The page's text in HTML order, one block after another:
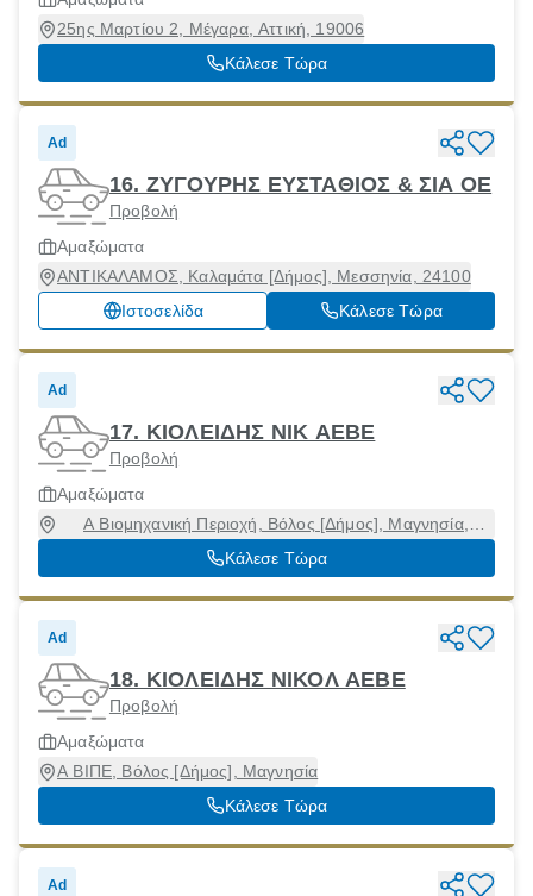
25ης Μαρτίου 2, Μέγαρα, Αττική, 19006
Κάλεσε Τώρα
Ad
16. ΖΥΓΟΥΡΗΣ ΕΥΣΤΑΘΙΟΣ & ΣΙΑ ΟΕ
Προβολή
Αμαξώματα
ΑΝΤΙΚΑΛΑΜΟΣ, Καλαμάτα [Δήμος], Μεσσηνία, 24100
Ιστοσελίδα
Κάλεσε Τώρα
Ad
17. ΚΙΟΛΕΙΔΗΣ ΝΙΚ ΑΕΒΕ
Προβολή
Αμαξώματα
Α Βιομηχανική Περιοχή, Βόλος [Δήμος], Μαγνησία,
38500
Κάλεσε Τώρα
Ad
18. ΚΙΟΛΕΙΔΗΣ ΝΙΚΟΛ ΑΕΒΕ
Προβολή
Αμαξώματα
Α ΒΙΠΕ, Βόλος [Δήμος], Μαγνησία
Κάλεσε Τώρα
Ad